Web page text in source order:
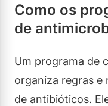
Como os
de
Um programa de
organiza regras e
de antibióticos.